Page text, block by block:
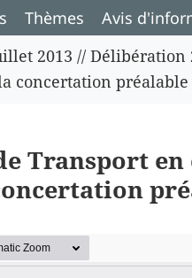
Thèmes
Avis
2013 //Délibération
concertation préalable
Transport